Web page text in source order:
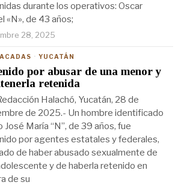
durante los operativos: Oscar
«N», de 43 años;
28, 2025
· YUCATÁN
por abusar de una menor y
retenida
Halachó, Yucatán, 28 de
de 2025.- Un hombre identificado
José María “N”, de 39 años, fue
por agentes estatales y federales,
de haber abusado sexualmente de
y de haberla retenido en
de su